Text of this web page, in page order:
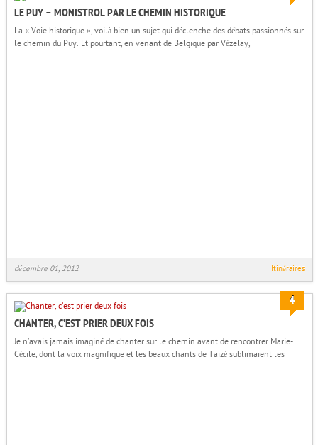
LE PUY – MONISTROL PAR LE CHEMIN HISTORIQUE
La « Voie historique », voilà bien un sujet qui déclenche des débats passionnés sur
le chemin du Puy. Et pourtant, en venant de Belgique par Vézelay,
décembre 01, 2012 Itinéraires
4
CHANTER, C’EST PRIER DEUX FOIS
Je n’avais jamais imaginé de chanter sur le chemin avant de rencontrer Marie-
Cécile, dont la voix magnifique et les beaux chants de Taizé sublimaient les